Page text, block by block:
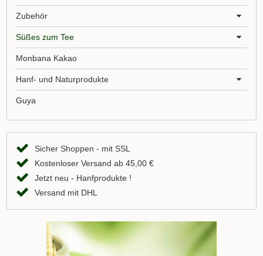
Zubehör
Süßes zum Tee
Monbana Kakao
Hanf- und Naturprodukte
Guya
Sicher Shoppen - mit SSL
Kostenloser Versand ab 45,00 €
Jetzt neu - Hanfprodukte !
Versand mit DHL